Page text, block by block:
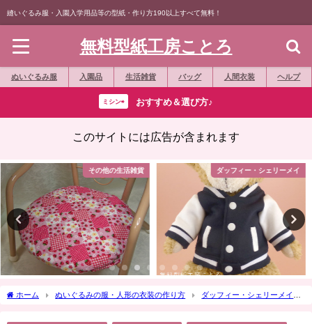
縫いぐるみ服・入園入学用品等の型紙・作り方190以上すべて無料！
無料型紙工房ことろ
ぬいぐるみ服 入園品 生活雑貨 バッグ 人間衣装 ヘルプ
ミシン⇨ おすすめ＆選び方♪
このサイトには広告が含まれます
ダッフィー・シェリーメイ シルバニアファミリー
ホーム ぬいぐるみの服・人形の衣装の作り方
ダッフィー・シェリーメイ